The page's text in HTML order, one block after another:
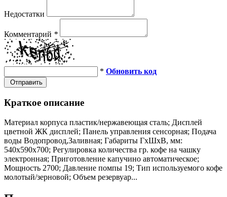
Недостатки
Комментарий *
* Обновить код
Отправить
Краткое описание
Материал корпуса пластик/нержавеющая сталь; Дисплей
цветной ЖК дисплей; Панель управления сенсорная; Подача
воды Водопровод,Заливная; Габариты ГхШхВ, мм:
540х590х700; Регулировка количества гр. кофе на чашку
электронная; Приготовление капучино автоматическое;
Мощность 2700; Давление помпы 19; Тип используемого кофе
молотый/зерновой; Объем резервуар...